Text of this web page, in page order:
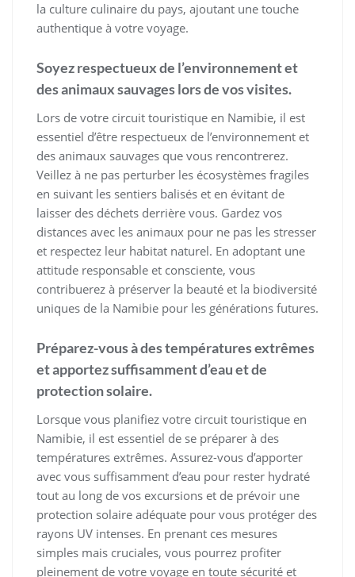
la culture culinaire du pays, ajoutant une touche
authentique à votre voyage.
Soyez respectueux de l’environnement et
des animaux sauvages lors de vos visites.
Lors de votre circuit touristique en Namibie, il est
essentiel d’être respectueux de l’environnement et
des animaux sauvages que vous rencontrerez.
Veillez à ne pas perturber les écosystèmes fragiles
en suivant les sentiers balisés et en évitant de
laisser des déchets derrière vous. Gardez vos
distances avec les animaux pour ne pas les stresser
et respectez leur habitat naturel. En adoptant une
attitude responsable et consciente, vous
contribuerez à préserver la beauté et la biodiversité
uniques de la Namibie pour les générations futures.
Préparez-vous à des températures extrêmes
et apportez suffisamment d’eau et de
protection solaire.
Lorsque vous planifiez votre circuit touristique en
Namibie, il est essentiel de se préparer à des
températures extrêmes. Assurez-vous d’apporter
avec vous suffisamment d’eau pour rester hydraté
tout au long de vos excursions et de prévoir une
protection solaire adéquate pour vous protéger des
rayons UV intenses. En prenant ces mesures
simples mais cruciales, vous pourrez profiter
pleinement de votre voyage en toute sécurité et